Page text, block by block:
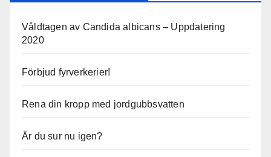
Våldtagen av Candida albicans – Uppdatering
2020
Förbjud fyrverkerier!
Rena din kropp med jordgubbsvatten
Är du sur nu igen?